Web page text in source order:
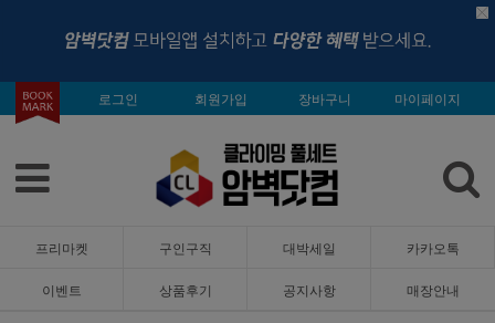
로그인 회원가입 장바구니 마이페이지
프리마켓 구인구직 대박세일 카카오톡
이벤트 상품후기 공지사항 매장안내